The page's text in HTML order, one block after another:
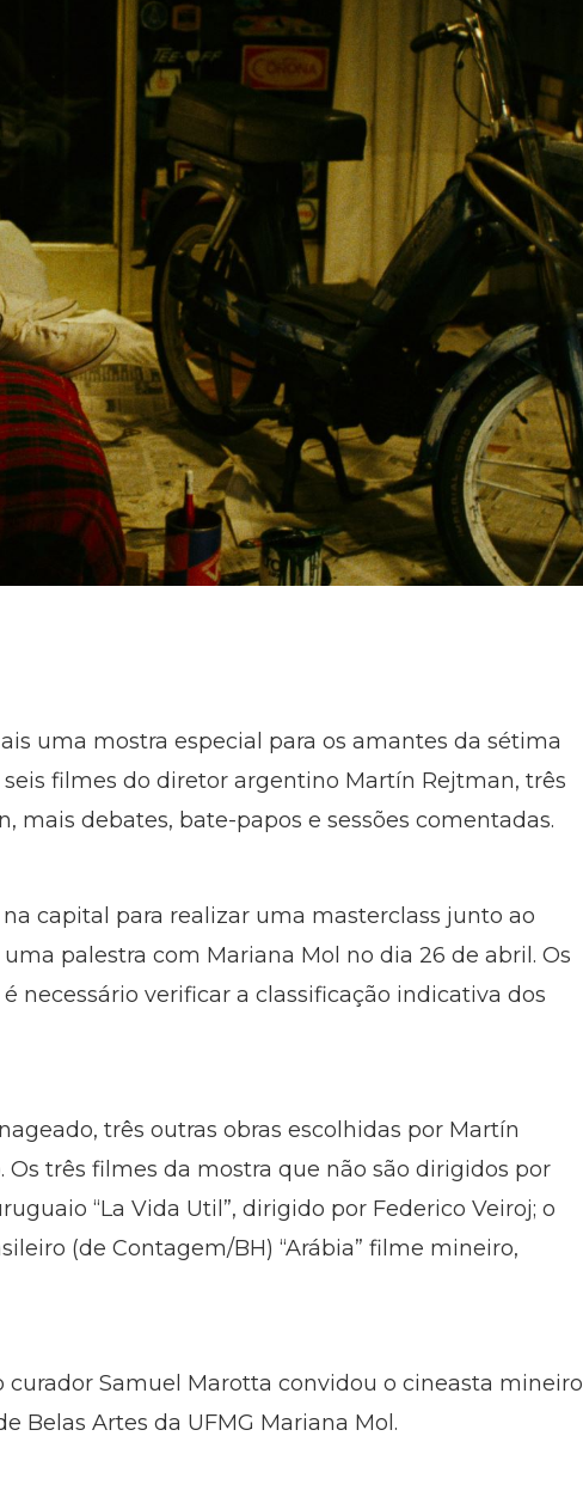
uma mostra especial para os amantes da sétima
filmes do diretor argentino Martín Rejtman, três
mais debates, bate-papos e sessões comentadas.
capital para realizar uma masterclass junto ao
palestra com Mariana Mol no dia 26 de abril. Os
necessário verificar a classificação indicativa dos
três outras obras escolhidas por Martín
três filmes da mostra que não são dirigidos por
“La Vida Util”, dirigido por Federico Veiroj; o
(de Contagem/BH) “Arábia” filme mineiro,
curador Samuel Marotta convidou o cineasta mineiro
Belas Artes da UFMG Mariana Mol.